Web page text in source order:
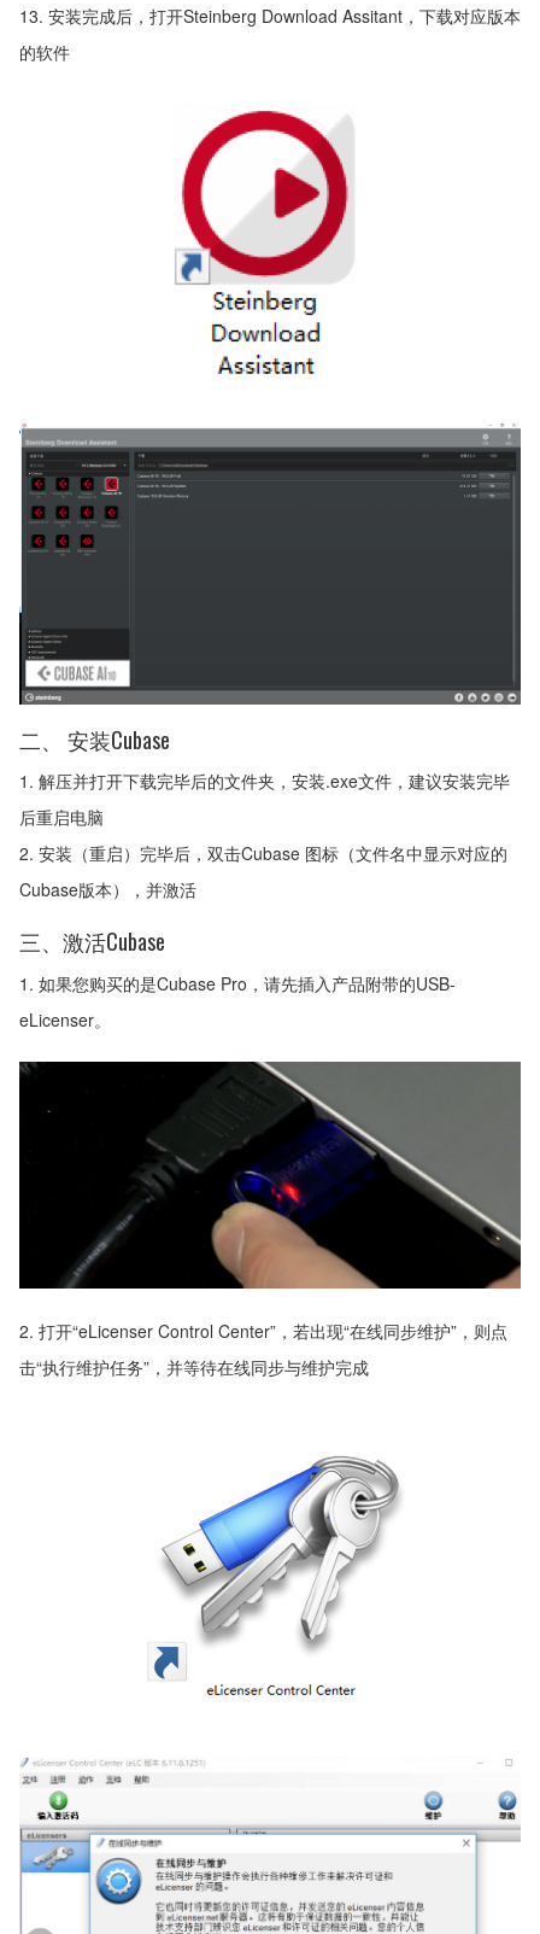
13. 安装完成后，打开Steinberg Download Assitant，下载对应版本
的软件
二、 安装Cubase
1. 解压并打开下载完毕后的文件夹，安装.exe文件，建议安装完毕
后重启电脑
2. 安装（重启）完毕后，双击Cubase 图标（文件名中显示对应的
Cubase版本），并激活
三、激活Cubase
1. 如果您购买的是Cubase Pro，请先插入产品附带的USB-
eLicenser。
2. 打开“eLicenser Control Center”，若出现“在线同步维护”，则点
击“执行维护任务”，并等待在线同步与维护完成